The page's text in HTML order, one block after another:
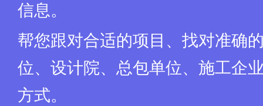
信息。
帮您跟对合适的项目、找对准确
位、设计院、总包单位、施工企
方式。